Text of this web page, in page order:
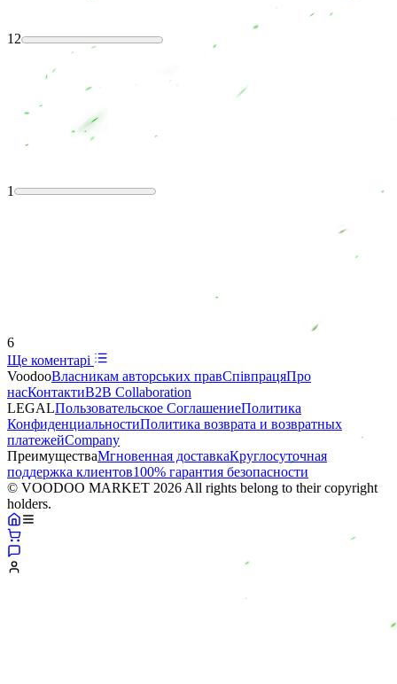
12
1
6
Ще коментарі
VoodooВласникам авторських правСпівпрацяПро
насКонтактиB2B Collaboration
LEGALПользовательское СоглашениеПолитика
КонфиденциальностиПолитика возврата и возвратных
платежейCompany
ПреимуществаМгновенная доставкаКруглосуточная
поддержка клиентов100% гарантия безопасности
© VOODOO MARKET 2026 All rights belong to their copyright
holders.